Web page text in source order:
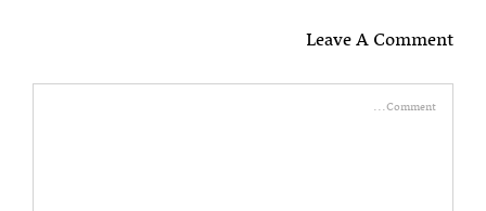
Leave A Comment
Comment